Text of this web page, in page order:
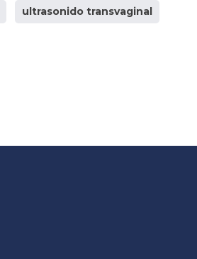
ultrasonido transvaginal